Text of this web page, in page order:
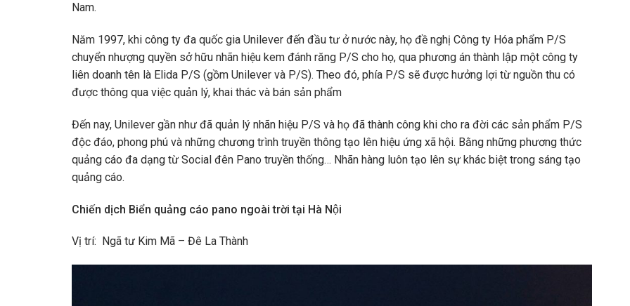
Nam.
Năm 1997, khi công ty đa quốc gia Unilever đến đầu tư ở nước này, họ đề nghị Công ty Hóa phẩm P/S
chuyển nhượng quyền sở hữu nhãn hiệu kem đánh răng P/S cho họ, qua phương án thành lập một công ty
liên doanh tên là Elida P/S (gồm Unilever và P/S). Theo đó, phía P/S sẽ được hưởng lợi từ nguồn thu có
được thông qua việc quản lý, khai thác và bán sản phẩm
Đến nay, Unilever gần như đã quản lý nhãn hiệu P/S và họ đã thành công khi cho ra đời các sản phẩm P/S
độc đáo, phong phú và những chương trình truyền thông tạo lên hiệu ứng xã hội. Bằng những phương thức
quảng cáo đa dạng từ Social đên Pano truyền thống… Nhãn hàng luôn tạo lên sự khác biệt trong sáng tạo
quảng cáo.
Chiến dịch Biển quảng cáo pano ngoài trời tại Hà Nội
Vị trí: Ngã tư Kim Mã – Đê La Thành